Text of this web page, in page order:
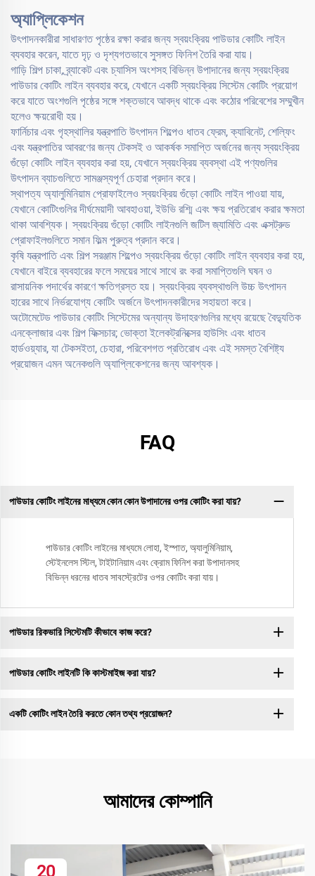
অ্যাপ্লিকেশন
উৎপাদনকারীরা সাধারণত পৃষ্ঠের রক্ষা করার জন্য স্বয়ংক্রিয় পাউডার কোটিং লাইন
ব্যবহার করেন, যাতে দৃঢ় ও দৃশ্যগতভাবে সুসঙ্গত ফিনিশ তৈরি করা যায়।
গাড়ি শিল্প চাকা, ব্র্যাকেট এবং চ্যাসিস অংশসহ বিভিন্ন উপাদানের জন্য স্বয়ংক্রিয়
পাউডার কোটিং লাইন ব্যবহার করে, যেখানে একটি স্বয়ংক্রিয় সিস্টেম কোটিং প্রয়োগ
করে যাতে অংশগুলি পৃষ্ঠের সঙ্গে শক্তভাবে আবদ্ধ থাকে এবং কঠোর পরিবেশের সম্মুখীন
হলেও ক্ষয়রোধী হয়।
ফার্নিচার এবং গৃহস্থালির যন্ত্রপাতি উৎপাদন শিল্পেও ধাতব ফ্রেম, ক্যাবিনেট, শেল্ফিং
এবং যন্ত্রপাতির আবরণের জন্য টেকসই ও আকর্ষক সমাপ্তি অর্জনের জন্য স্বয়ংক্রিয়
গুঁড়ো কোটিং লাইন ব্যবহার করা হয়, যেখানে স্বয়ংক্রিয় ব্যবস্থা এই পণ্যগুলির
উৎপাদন ব্যাচগুলিতে সামঞ্জস্যপূর্ণ চেহারা প্রদান করে।
স্থাপত্য অ্যালুমিনিয়াম প্রোফাইলেও স্বয়ংক্রিয় গুঁড়ো কোটিং লাইন পাওয়া যায়,
যেখানে কোটিংগুলির দীর্ঘমেয়াদী আবহাওয়া, ইউভি রশ্মি এবং ক্ষয় প্রতিরোধ করার ক্ষমতা
থাকা আবশ্যিক। স্বয়ংক্রিয় গুঁড়ো কোটিং লাইনগুলি জটিল জ্যামিতি এবং এক্সট্রুড
প্রোফাইলগুলিতে সমান ফিল্ম পুরুত্ব প্রদান করে।
কৃষি যন্ত্রপাতি এবং শিল্প সরঞ্জাম শিল্পেও স্বয়ংক্রিয় গুঁড়ো কোটিং লাইন ব্যবহার করা হয়,
যেখানে বাইরে ব্যবহারের ফলে সময়ের সাথে সাথে রং করা সমাপ্তিগুলি ঘষন ও
রাসায়নিক পদার্থের কারণে ক্ষতিগ্রস্ত হয়। স্বয়ংক্রিয় ব্যবস্থাগুলি উচ্চ উৎপাদন
হারের সাথে নির্ভরযোগ্য কোটিং অর্জনে উৎপাদনকারীদের সহায়তা করে।
অটোমেটেড পাউডার কোটিং সিস্টেমের অন্যান্য উদাহরণগুলির মধ্যে রয়েছে বৈদ্যুতিক
এনক্লোজার এবং শিল্প ফিক্সচার; ভোক্তা ইলেকট্রনিক্সের হাউসিং এবং ধাতব
হার্ডওয়্যার, যা টেকসইতা, চেহারা, পরিবেশগত প্রতিরোধ এবং এই সমস্ত বৈশিষ্ট্য
প্রয়োজন এমন অনেকগুলি অ্যাপ্লিকেশনের জন্য আবশ্যক।
FAQ
পাউডার কোটিং লাইনের মাধ্যমে কোন কোন উপাদানের ওপর কোটিং করা যায়?
পাউডার কোটিং লাইনের মাধ্যমে লোহা, ইস্পাত, অ্যালুমিনিয়াম,
স্টেইনলেস স্টিল, টাইটানিয়াম এবং ক্রোম ফিনিশ করা উপাদানসহ
বিভিন্ন ধরনের ধাতব সাবস্ট্রেটের ওপর কোটিং করা যায়।
পাউডার রিকভারি সিস্টেমটি কীভাবে কাজ করে?
পাউডার কোটিং লাইনটি কি কাস্টমাইজ করা যায়?
একটি কোটিং লাইন তৈরি করতে কোন তথ্য প্রয়োজন?
আমাদের কোম্পানি
20